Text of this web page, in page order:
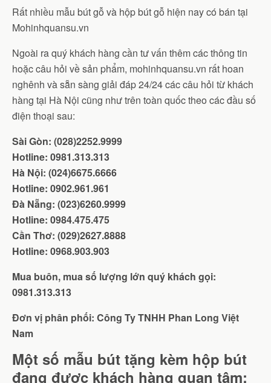
Rất nhiều mẫu bút gỗ và hộp bút gỗ hiện nay có bán tại
Mohinhquansu.vn
Ngoài ra quý khách hàng cần tư vấn thêm các thông tin
hoặc câu hỏi về sản phẩm, mohinhquansu.vn rất hoan
nghênh và sẵn sàng giải đáp 24/24 các câu hỏi từ khách
hàng tại Hà Nội cũng như trên toàn quốc theo các đầu số
điện thoại sau:
Sài Gòn: (028)2252.9999
Hotline: 0981.313.313
Hà Nội: (024)6675.6666
Hotline: 0902.961.961
Đà Nẵng: (023)6260.9999
Hotline: 0984.475.475
Cần Thơ: (029)2627.8888
Hotline: 0968.903.903
Mua buôn, mua số lượng lớn quý khách gọi:
0981.313.313
Đơn vị phân phối: Công Ty TNHH Phan Long Việt
Nam
Một số mẫu bút tặng kèm hộp bút
đang được khách hàng quan tâm: